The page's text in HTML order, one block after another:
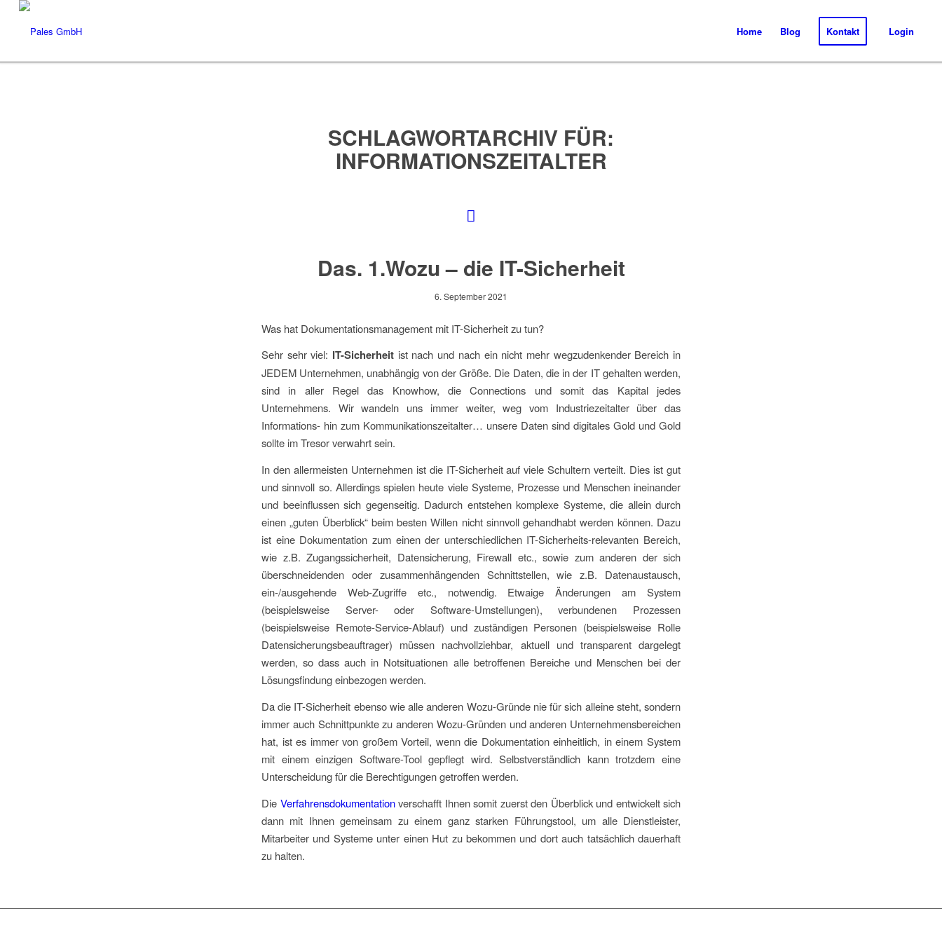
Home Blog Kontakt Login
SCHLAGWORTARCHIV FÜR:
INFORMATIONSZEITALTER
Das. 1.Wozu – die IT-Sicherheit
6. September 2021
Was hat Dokumentationsmanagement mit IT-Sicherheit zu tun?
Sehr sehr viel: IT-Sicherheit ist nach und nach ein nicht mehr wegzudenkender Bereich in
JEDEM Unternehmen, unabhängig von der Größe. Die Daten, die in der IT gehalten werden,
sind in aller Regel das Knowhow, die Connections und somit das Kapital jedes
Unternehmens. Wir wandeln uns immer weiter, weg vom Industriezeitalter über das
Informations- hin zum Kommunikationszeitalter… unsere Daten sind digitales Gold und Gold
sollte im Tresor verwahrt sein.
In den allermeisten Unternehmen ist die IT-Sicherheit auf viele Schultern verteilt. Dies ist gut
und sinnvoll so. Allerdings spielen heute viele Systeme, Prozesse und Menschen ineinander
und beeinflussen sich gegenseitig. Dadurch entstehen komplexe Systeme, die allein durch
einen „guten Überblick“ beim besten Willen nicht sinnvoll gehandhabt werden können. Dazu
ist eine Dokumentation zum einen der unterschiedlichen IT-Sicherheits-relevanten Bereich,
wie z.B. Zugangssicherheit, Datensicherung, Firewall etc., sowie zum anderen der sich
überschneidenden oder zusammenhängenden Schnittstellen, wie z.B. Datenaustausch,
ein-/ausgehende Web-Zugriffe etc., notwendig. Etwaige Änderungen am System
(beispielsweise Server- oder Software-Umstellungen), verbundenen Prozessen
(beispielsweise Remote-Service-Ablauf) und zuständigen Personen (beispielsweise Rolle
Datensicherungsbeauftrager) müssen nachvollziehbar, aktuell und transparent dargelegt
werden, so dass auch in Notsituationen alle betroffenen Bereiche und Menschen bei der
Lösungsfindung einbezogen werden.
Da die IT-Sicherheit ebenso wie alle anderen Wozu-Gründe nie für sich alleine steht, sondern
immer auch Schnittpunkte zu anderen Wozu-Gründen und anderen Unternehmensbereichen
hat, ist es immer von großem Vorteil, wenn die Dokumentation einheitlich, in einem System
mit einem einzigen Software-Tool gepflegt wird. Selbstverständlich kann trotzdem eine
Unterscheidung für die Berechtigungen getroffen werden.
Die Verfahrensdokumentationverschafft Ihnen somit zuerst den Überblick und entwickelt sich
dann mit Ihnen gemeinsam zu einem ganz starken Führungstool, um alle Dienstleister,
Mitarbeiter und Systeme unter einen Hut zu bekommen und dort auch tatsächlich dauerhaft
zu halten.